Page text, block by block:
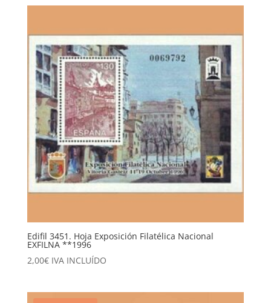
Edifil 3451. Hoja Exposición Filatélica Nacional
EXFILNA **1996
2,00€ IVA INCLUÍDO